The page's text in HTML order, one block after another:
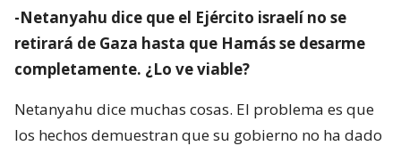
-Netanyahu dice que el Ejército israelí no se
retirará de Gaza hasta que Hamás se desarme
completamente. ¿Lo ve viable?
Netanyahu dice muchas cosas. El problema es que
los hechos demuestran que su gobierno no ha dado